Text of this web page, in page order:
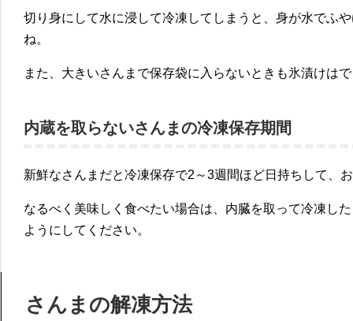
切り身にして水に浸して冷凍してしまうと、身が水でふ
ね。
また、大きいさんまで保存袋に入らないときも氷漬けは
内蔵を取らないさんまの冷凍保存期間
新鮮なさんまだと冷凍保存で2～3週間ほど日持ちして、
なるべく美味しく食べたい場合は、内臓を取って冷凍し
ようにしてください。
さんまの解凍方法